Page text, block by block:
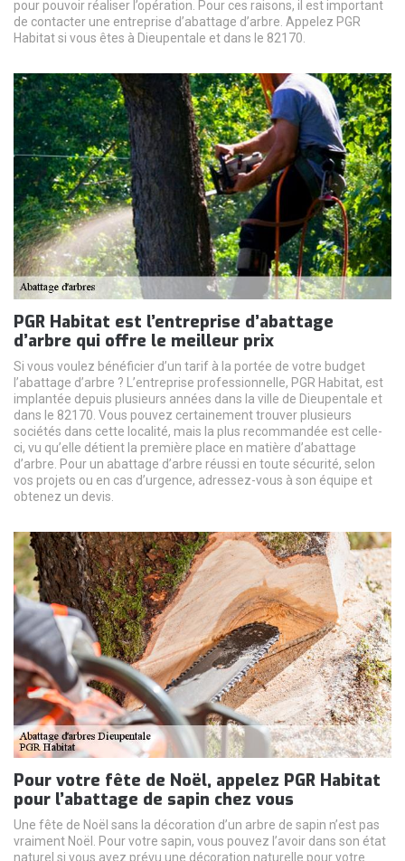
pour pouvoir réaliser l’opération. Pour ces raisons, il est important
de contacter une entreprise d’abattage d’arbre. Appelez PGR
Habitat si vous êtes à Dieupentale et dans le 82170.
PGR Habitat est l’entreprise d’abattage
d’arbre qui offre le meilleur prix
Si vous voulez bénéficier d’un tarif à la portée de votre budget
l’abattage d’arbre ? L’entreprise professionnelle, PGR Habitat, est
implantée depuis plusieurs années dans la ville de Dieupentale et
dans le 82170. Vous pouvez certainement trouver plusieurs
sociétés dans cette localité, mais la plus recommandée est celle-
ci, vu qu’elle détient la première place en matière d’abattage
d’arbre. Pour un abattage d’arbre réussi en toute sécurité, selon
vos projets ou en cas d’urgence, adressez-vous à son équipe et
obtenez un devis.
Pour votre fête de Noël, appelez PGR Habitat
pour l’abattage de sapin chez vous
Une fête de Noël sans la décoration d’un arbre de sapin n’est pas
vraiment Noël. Pour votre sapin, vous pouvez l’avoir dans son état
naturel si vous avez prévu une décoration naturelle pour votre